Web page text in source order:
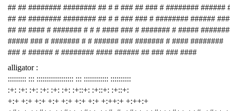
## ## ######## ######## ## # # ### ## ### # ######## ######
## ## ######## ######## ## # # ### ### # ######## ######
## ## #### # ####### # # # #### ### # ####### # #####
##### ### # ####### # # ###### ### ####### # #### ########
### # ###### # ######## #### ###### ## ### ### ####
alligator :
::::::::: ::: :::::::::::::::::: ::: :::::::::::: ::::::::::
:+: :+: :+: :+: :+: :+: :+::+: :+::+: :+::+:
+:+ +:+ +:+ +:+ +:+ +:+ +:+ +:++:+ +:++:+